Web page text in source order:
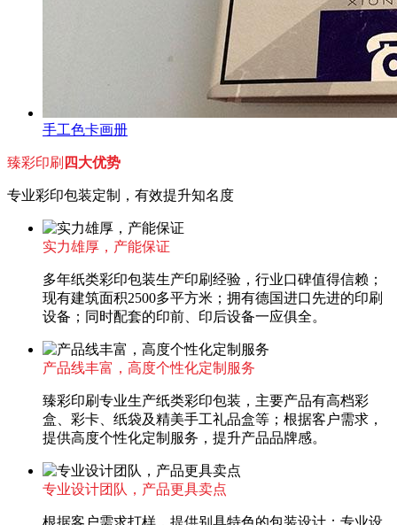
手工色卡画册
臻彩印刷 四大优势
专业彩印包装定制，有效提升知名度
实力雄厚，产能保证
多年纸类彩印包装生产印刷经验，行业口碑值得信赖；
现有建筑面积2500多平方米；拥有德国进口先进的印刷
设备；同时配套的印前、印后设备一应俱全。
产品线丰富，高度个性化定制服务
臻彩印刷专业生产纸类彩印包装，主要产品有高档彩
盒、彩卡、纸袋及精美手工礼品盒等；根据客户需求，
提供高度个性化定制服务，提升产品品牌感。
专业设计团队，产品更具卖点
根据客户需求打样，提供别具特色的包装设计；专业设